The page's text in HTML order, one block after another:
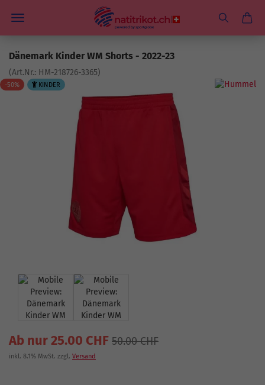
Dänemark Kinder WM Shorts - 2022-23
(Art.Nr.: HM-218726-3365)
-50% KINDER
Ab nur 25.00 CHF 50.00 CHF
inkl. 8.1% MwSt. zzgl. Versand